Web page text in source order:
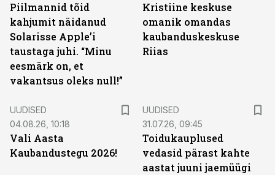
Piilmannid tõid
kahjumit näidanud
Solarisse Apple’i
taustaga juhi. “Minu
eesmärk on, et
vakantsus oleks null!”
Kristiine keskuse
omanik omandas
kaubanduskeskuse
Riias
UUDISED
04.08.26, 10:18
Vali Aasta
Kaubandustegu 2026!
UUDISED
31.07.26, 09:45
Toidukauplused
vedasid pärast kahte
aastat juuni jaemüügi